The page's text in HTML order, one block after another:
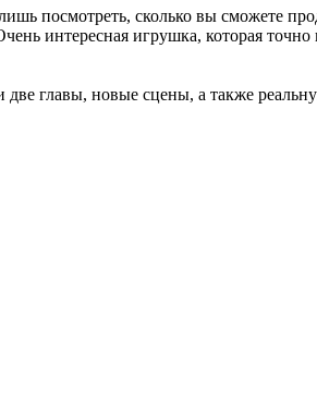
посмотреть, сколько вы сможете
интересная игрушка, которая
главы, новые сцены, а также